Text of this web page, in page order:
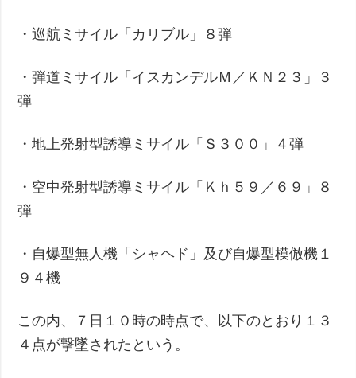
・巡航ミサイル「カリブル」８弾
・弾道ミサイル「イスカンデルＭ／ＫＮ２３」３
弾
・地上発射型誘導ミサイル「Ｓ３００」４弾
・空中発射型誘導ミサイル「Ｋｈ５９／６９」８
弾
・自爆型無人機「シャヘド」及び自爆型模倣機１
９４機
この内、７日１０時の時点で、以下のとおり１３
４点が撃墜されたという。